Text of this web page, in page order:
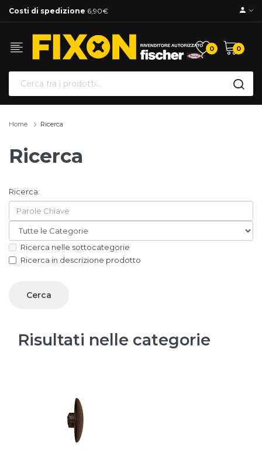
Costi di spedizione 6,90€
0 0
Home Ricerca
Ricerca
Ricerca:
Ricerca nelle sottocategorie
Ricerca in descrizione prodotto
Risultati nelle categorie